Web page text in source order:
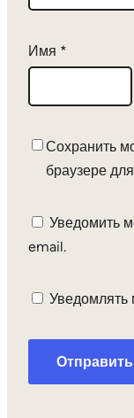
Имя *
Сохранить
браузере
Уведомить
email.
Уведомлять